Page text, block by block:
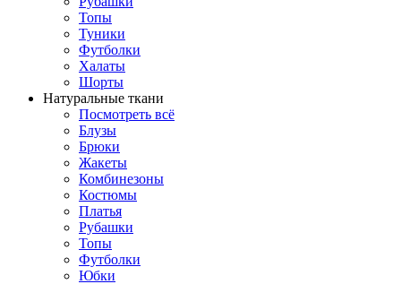
Топы
Туники
Футболки
Халаты
Шорты
Натуральные ткани
Посмотреть всё
Блузы
Брюки
Жакеты
Комбинезоны
Костюмы
Платья
Рубашки
Топы
Футболки
Юбки